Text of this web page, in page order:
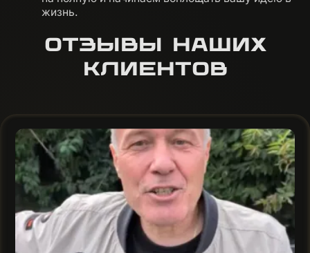
жизнь.
ОТЗЫВЫ НАШИХ
КЛИЕНТОВ